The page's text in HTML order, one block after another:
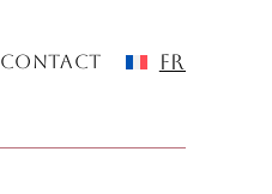
Contact FR